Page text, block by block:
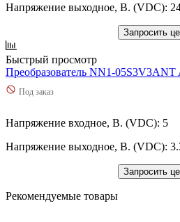
Напряжение выходное, В. (VDC):
Запросить
Быстрый просмотр
Преобразователь NN1-
Под заказ
Напряжение входное, В. (VDC): 5
Напряжение выходное, В. (VDC):
Запросить
Рекомендуемые товары